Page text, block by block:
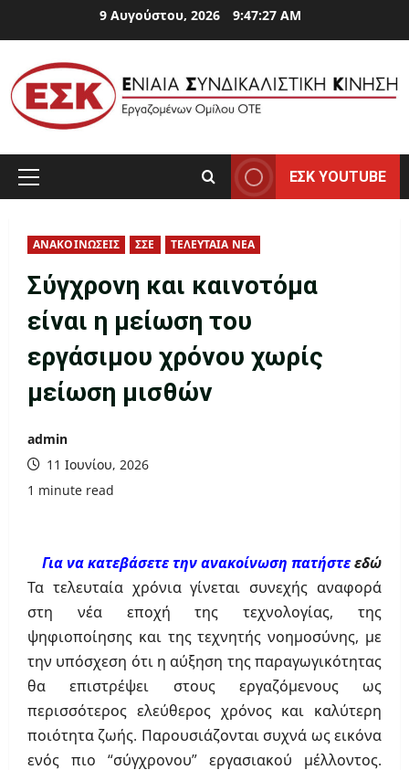
to
content
9 Αυγούστου, 2026 9:47:28 AM
Primary
ΕΣΚ YOUTUBE
ΑΝΑΚΟΙΝΩΣΕΙΣ ΣΣΕ ΤΕΛΕΥΤΑΙΑ ΝΕΑ
Σύγχρονη και καινοτόμα
είναι η μείωση του
εργάσιμου χρόνου χωρίς
μείωση μισθών
admin
11 Ιουνίου, 2026
1 minute read
Για να κατεβάσετε την ανακοίνωση πατήστεεδώ
Τα τελευταία χρόνια γίνεται συνεχής αναφορά
στη νέα εποχή της τεχνολογίας, της
ψηφιοποίησης και της τεχνητής νοημοσύνης, με
την υπόσχεση ότι η αύξηση της παραγωγικότητας
θα επιστρέψει στους εργαζόμενους ως
περισσότερος ελεύθερος χρόνος και καλύτερη
ποιότητα ζωής. Παρουσιάζονται συχνά ως εικόνα
ενός πιο “σύγχρονου” εργασιακού μέλλοντος.